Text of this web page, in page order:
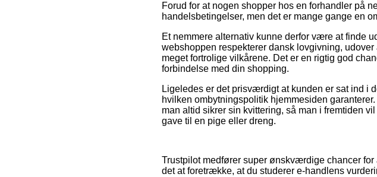
Forud for at nogen shopper hos en forhandler på
handelsbetingelser, men det er mange gange en
Et nemmere alternativ kunne derfor være at finde
webshoppen respekterer dansk lovgivning,
meget fortrolige vilkårene. Det er en rigtig god
forbindelse med din shopping.
Ligeledes er det prisværdigt at kunden er sat ind i
hvilken ombytningspolitik hjemmesiden
man altid sikrer sin kvittering, så man i fremtiden
gave til en pige eller dreng.
Trustpilot medfører super ønskværdige chancer
det at foretrække, at du studerer e-handlens